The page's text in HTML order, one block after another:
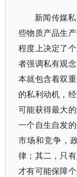
新闻传媒
些物质产品生
程度上决定了
者强调私有观
本就包含着双
的私利动机，
可能获得最大
一个自生自发
市场和竞争，
律；其二，只
才有可能保障